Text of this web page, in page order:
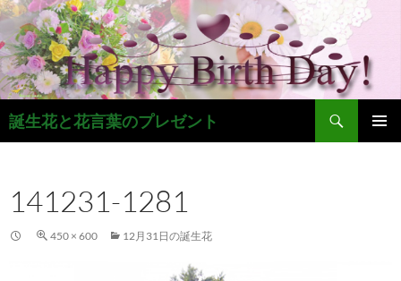
コ
ン
テ
ン
ツ
へ
ス
プ
誕生花と花言葉のプレゼント
検
索
141231-1281
450 × 600 12月31日の誕生花